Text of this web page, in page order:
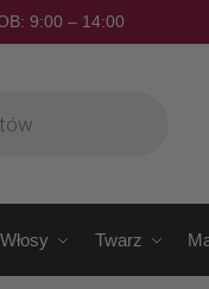
9:00 – 14:00
Włosy Twarz